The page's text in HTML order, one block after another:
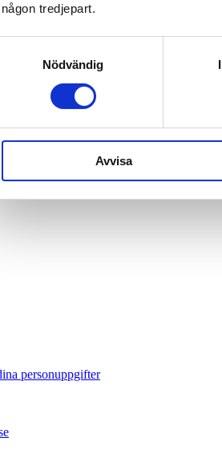
någon tredjepart.
Nödvändig
Avvisa
personuppgifter